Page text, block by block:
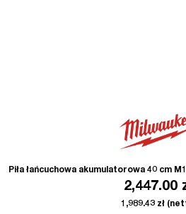
Piła łańcuchowa akumulatorowa 40 cm
2,447.00
1,989.43 zł